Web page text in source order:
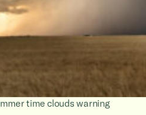
time clouds warning